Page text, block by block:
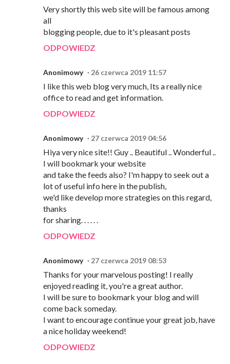
Very shortly this web site will be famous among
all
blogging people, due to it's pleasant posts
ODPOWIEDZ
Anonimowy 26 czerwca 2019 11:57
I like this web blog very much, Its a really nice
office to read and get information.
ODPOWIEDZ
Anonimowy 27 czerwca 2019 04:56
Hiya very nice site!! Guy .. Beautiful .. Wonderful ..
I will bookmark your website
and take the feeds also? I'm happy to seek out a
lot of useful info here in the publish,
we'd like develop more strategies on this regard,
thanks
for sharing. . . . . .
ODPOWIEDZ
Anonimowy 27 czerwca 2019 08:53
Thanks for your marvelous posting! I really
enjoyed reading it, you're a great author.
I will be sure to bookmark your blog and will
come back someday.
I want to encourage continue your great job, have
a nice holiday weekend!
ODPOWIEDZ